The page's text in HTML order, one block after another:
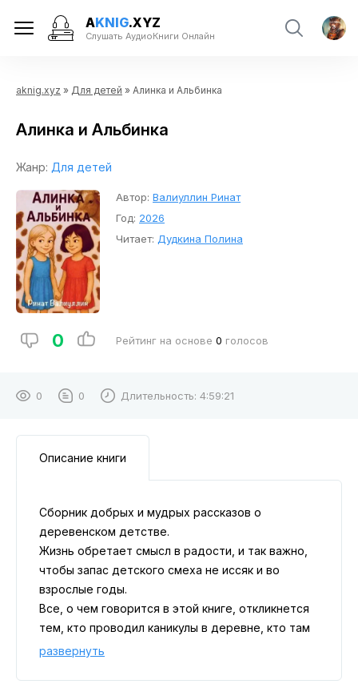
AKNIG.XYZ
Слушать АудиоКниги Онлайн
aknig.xyz » Для детей » Алинка и Альбинка
Алинка и Альбинка
Жанр: Для детей
Автор: Валиуллин Ринат
Год: 2026
Читает: Дудкина Полина
0 Рейтинг на основе 0 голосов
0 0 Длительность: 4:59:21
Описание книги
Сборник добрых и мудрых рассказов о
деревенском детстве.
Жизнь обретает смысл в радости, и так важно,
чтобы запас детского смеха не иссяк и во
взрослые годы.
Все, о чем говорится в этой книге, откликнется
тем, кто проводил каникулы в деревне, кто там
вырос или родился, и даже тем, кто ни разу там
Эти забавные истории случились со мной в
развернуть